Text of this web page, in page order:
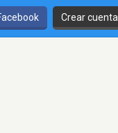
Crear cuenta